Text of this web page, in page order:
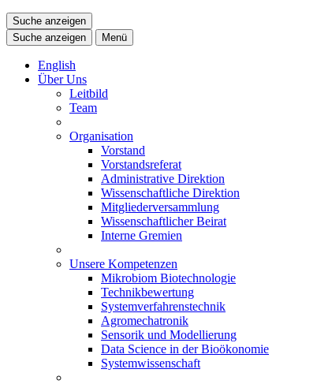
Suche anzeigen
Suche anzeigen
Menü
English
Über Uns
Leitbild
Team
Organisation
Vorstand
Vorstandsreferat
Administrative Direktion
Wissenschaftliche Direktion
Mitgliederversammlung
Wissenschaftlicher Beirat
Interne Gremien
Unsere Kompetenzen
Mikrobiom Biotechnologie
Technikbewertung
Systemverfahrenstechnik
Agromechatronik
Sensorik und Modellierung
Data Science in der Bioökonomie
Systemwissenschaft